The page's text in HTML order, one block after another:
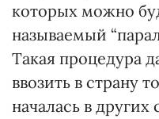
которых можно
называемый
Такая процедура
ввозить в страну
началась в